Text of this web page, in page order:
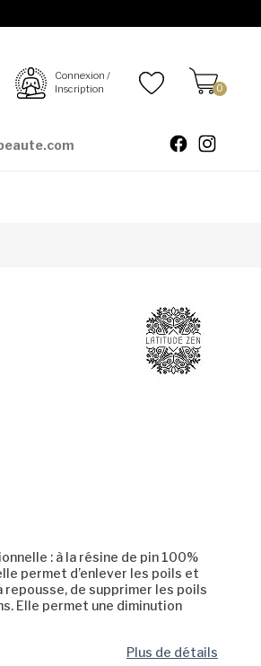
Connexion /
Inscription
0
: à la résine de pin 100%
permet d’enlever les poils et
de supprimer les poils
Elle permet une diminution
Plus de détails